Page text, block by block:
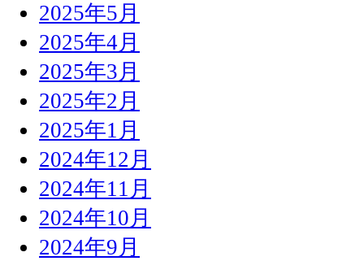
2025年5月
2025年4月
2025年3月
2025年2月
2025年1月
2024年12月
2024年11月
2024年10月
2024年9月